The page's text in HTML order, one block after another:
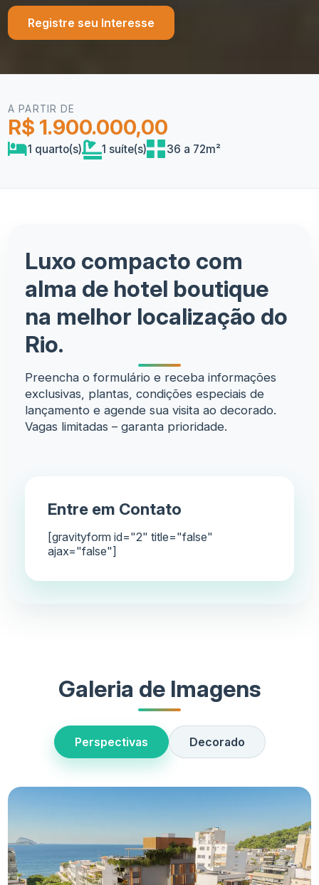
Registre seu Interesse
A PARTIR DE
R$ 1.900.000,00
1 quarto(s) 1 suíte(s) 36 a 72m²
Luxo compacto com
alma de hotel boutique
na melhor localização do
Rio.
Preencha o formulário e receba informações
exclusivas, plantas, condições especiais de
lançamento e agende sua visita ao decorado.
Vagas limitadas – garanta prioridade.
Entre em Contato
[gravityform id="2" title="false"
ajax="false"]
Galeria de Imagens
Perspectivas Decorado